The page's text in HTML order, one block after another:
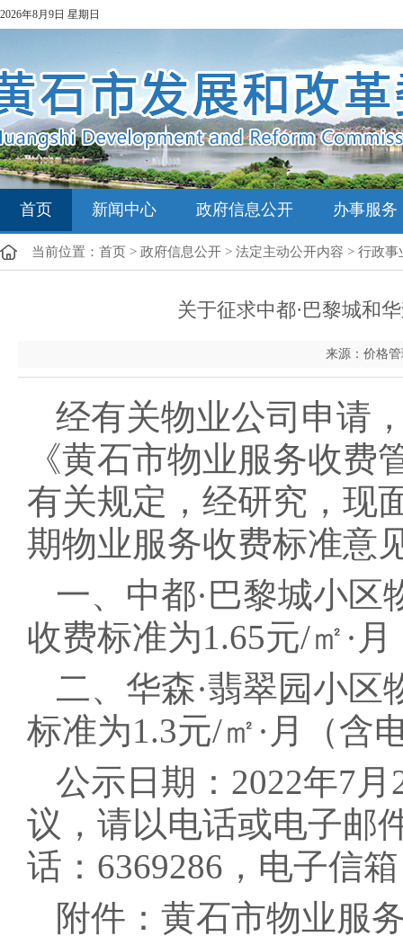
2026年8月9日 星期日
首页 新闻中心 政府信息公开 办事服务
当前位置： 首页 > 政府信息公开 > 法定主动公开内容 > 行政事
关于征求中都·巴黎城和
来源：价格管
经有关物业公司申请
《黄石市物业服务收费
有关规定，经研究，现
期物业服务收费标准意
一、中都·巴黎城小
收费标准为1.65元/㎡·
二、华森·翡翠园小
标准为1.3元/㎡·月（含
公示日期：2022年7
议，请以电话或电子邮
话：6369286，电子信
附件：黄石市物业服